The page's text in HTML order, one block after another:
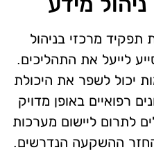
תפקיד מרכזי בניהול
לייעל את התהליכים.
יכול לשפר את היכולת
רפואיים באופן מדויק
לתרום ליישום מערכות
והחזר ההשקעה הנדרשים.